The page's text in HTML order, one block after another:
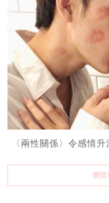
〈兩性關係〉令感情
瀏覽